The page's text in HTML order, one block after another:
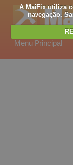
A MaiFix utiliza
navegação.
Menu Principal